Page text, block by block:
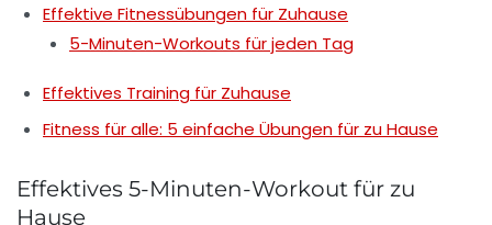
Effektive Fitnessübungen für Zuhause
5-Minuten-Workouts für jeden Tag
Effektives Training für Zuhause
Fitness für alle: 5 einfache Übungen für zu Hause
Effektives 5-Minuten-Workout für zu
Hause